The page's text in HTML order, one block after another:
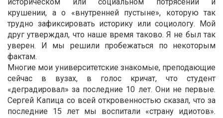
крушении, а о «внутренней пустыне», которую так
трудно зафиксировать историку или социологу. Мой
друг утверждал, что наше время таково. Я не был так
уверен. И мы решили пробежаться по некоторым
фактам.
Многие мои университетские знакомые, преподающие
сейчас в вузах, в голос кричат, что студент
«деградировал» за последние 10 лет. Они не первые.
Сергей Капица со всей откровенностью сказал, что за
последние 15 лет мы воспитали «страну идиотов».